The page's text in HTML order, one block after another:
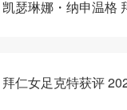
凯瑟琳娜・纳申温
拜仁女足克特获评